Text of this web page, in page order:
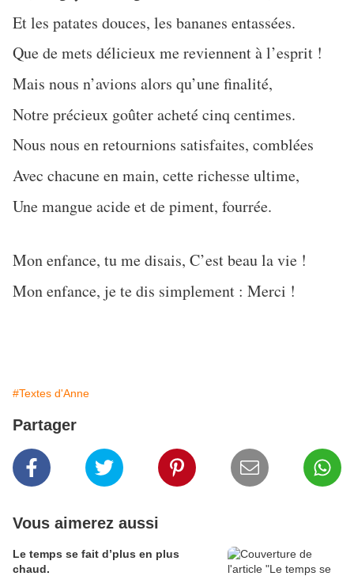
Et les patates douces, les bananes entassées.
Que de mets délicieux me reviennent à l’esprit !
Mais nous n’avions alors qu’une finalité,
Notre précieux goûter acheté cinq centimes.
Nous nous en retournions satisfaites, comblées
Avec chacune en main, cette richesse ultime,
Une mangue acide et de piment, fourrée.
Mon enfance, tu me disais, C’est beau la vie !
Mon enfance, je te dis simplement : Merci !
#Textes d'Anne
Partager
Vous aimerez aussi
Le temps se fait d’plus en plus
chaud.